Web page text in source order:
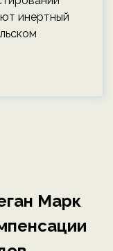
инертный
Марк